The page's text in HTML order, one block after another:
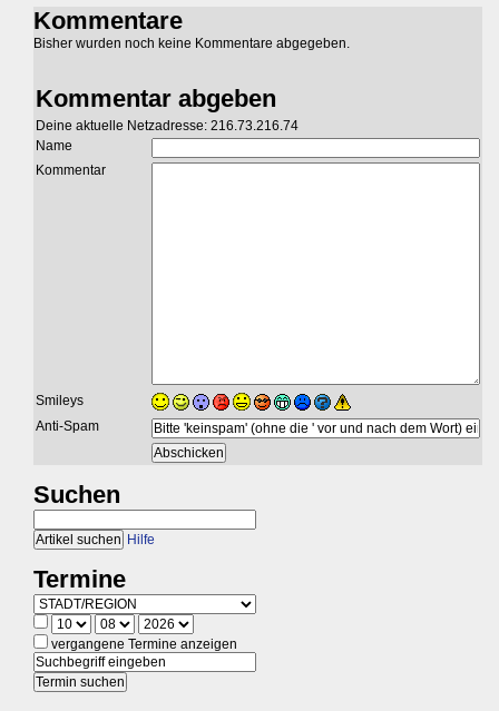
Kommentare
Bisher wurden noch keine Kommentare abgegeben.
Kommentar abgeben
Deine aktuelle Netzadresse: 216.73.216.74
Name
Kommentar
Smileys
Anti-Spam
Suchen
Hilfe
Termine
vergangene Termine anzeigen